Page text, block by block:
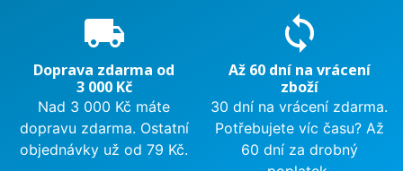
local_shipping
Doprava zdarma od
3 000 Kč
Nad 3 000 Kč máte
dopravu zdarma. Ostatní
objednávky už od 79 Kč.
sync
Až 60 dní na vrácení
zboží
30 dní na vrácení zdarma.
Potřebujete víc času? Až
60 dní za drobný